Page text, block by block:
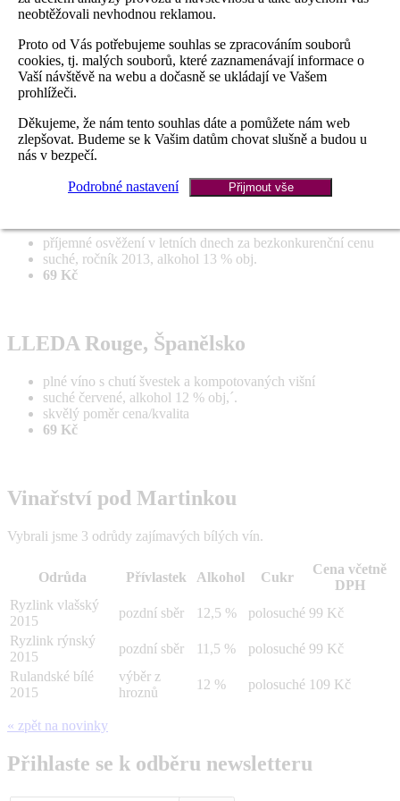
neobtěžovali nevhodnou reklamou.
Proto od Vás potřebujeme souhlas se zpracováním souborů
cookies, tj. malých souborů, které zaznamenávají informace o
Vaší návštěvě na webu a dočasně se ukládají ve Vašem
prohlížeči.
Děkujeme, že nám tento souhlas dáte a pomůžete nám web
zlepšovat. Budeme se k Vašim datům chovat slušně a budou u
nás v bezpečí.
Podrobné nastavení Přijmout vše
Další vinotéky
O nás
Kontakt
Ochutnejte zajímavá vína za skvělé ceny
I za nákup akčních vín samozřejmě čerpáte body na váš účet.
příjemné osvěžení v letních dnech za bezkonkurenční cenu
suché, ročník 2013, alkohol 13 % obj.
69 Kč
LLEDA Rouge, Španělsko
plné víno s chutí švestek a kompotovaných višní
suché červené, alkohol 12 % obj,´.
skvělý poměr cena/kvalita
69 Kč
Vinařství pod Martinkou
Vybrali jsme 3 odrůdy zajímavých bílých vín.
Odrůda Přívlastek Alkohol Cukr
Cena včetně
DPH
Ryzlink vlašský
2015
pozdní sběr 12,5 % polosuché 99 Kč
Ryzlink rýnský
2015
pozdní sběr 11,5 % polosuché 99 Kč
Rulandské bílé
2015
výběr z
hroznů
12 % polosuché 109 Kč
« zpět na novinky
Přihlaste se k odběru newsletteru